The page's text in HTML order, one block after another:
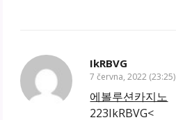
IkRBVG
7 června, 2022 (23:25)
에볼루션카지노
223IkRBVG<